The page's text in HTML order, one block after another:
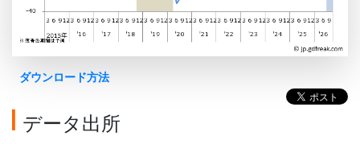
ダウンロード方法
データ出所